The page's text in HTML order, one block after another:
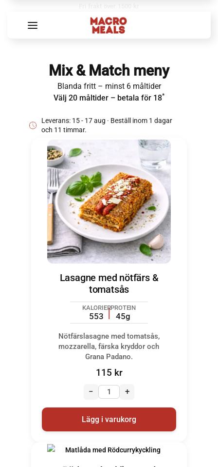
Mix & Match meny
Blanda fritt – minst 6 måltider
Välj 20 måltider – betala för 18*
Leverans: 15 - 17 aug · Beställ inom 1 dagar
och 11 timmar.
Lasagne med nötfärs &
tomatsås
KALORIER
553
PROTEIN
45g
Nötfärslasagne med tomatsås,
mozzarella, färska kryddor och
Grana Padano.
115 kr
− +
Lägg i varukorg